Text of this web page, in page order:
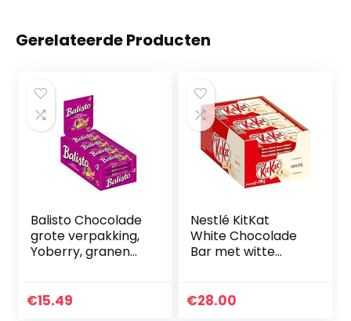
Gerelateerde Producten
Balisto Chocolade
grote verpakking,
Yoberry, granen
bessen, 20 x 37 g,
€15.49
Nestlé KitKat
White Chocolade
Bar met witte
verpakking van 24
€28.00